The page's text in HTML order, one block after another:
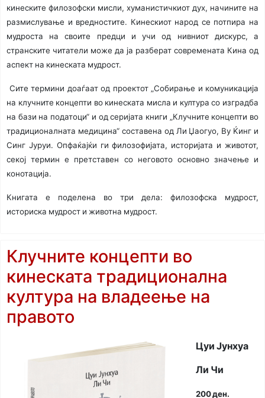
кинеските филозофски мисли, хуманистичкиот дух, начините на
размислување и вредностите. Кинескиот народ се потпира на
мудроста на своите предци и учи од нивниот дискурс, а
странските читатели може да ја разберат современата Кина од
аспект на кинеската мудрост.
Сите термини доаѓаат од проектот „Собирање и комуникација
на клучните концепти во кинеската мисла и култура со изградба
на бази на податоци“ и од серијата книги „Клучните концепти во
традиционалната медицина“ составена од Ли Џаогуо, Ву Ќинг и
Синг Јуруи. Опфаќајќи ги филозофијата, историјата и животот,
секој термин е претставен со неговото основно значење и
конотација.
Книгата е поделена во три дела: филозофска мудрост,
историска мудрост и животна мудрост.
Клучните концепти во
кинеската традиционална
култура на владеење на
правото
Цуи Јунхуа
Ли Чи
200 ден.